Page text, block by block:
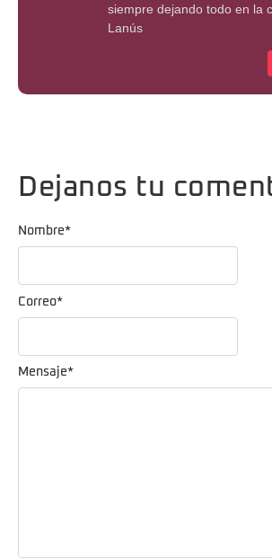
siempre dejando todo en la
Lanús
Dejanos tu
Mensaje*
Nombre*
Correo*